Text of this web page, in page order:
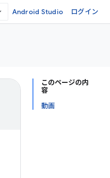
Android Studio ログイン
このページの内
容
動画